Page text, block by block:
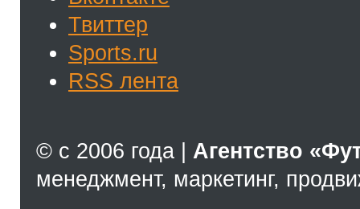
Твиттер
Sports.ru
RSS лента
© с 2006 года | Агентство
менеджмент, маркетинг,